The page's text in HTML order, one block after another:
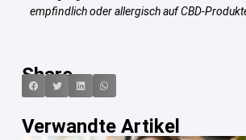
empfindlich oder allergisch auf CBD-
Share
Verwandte Artikel